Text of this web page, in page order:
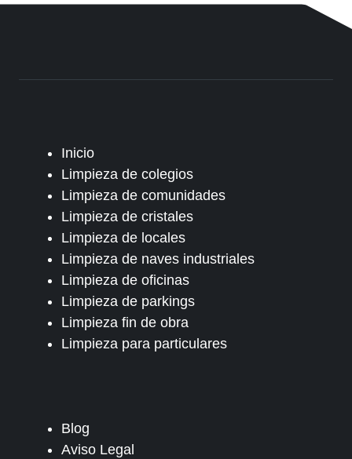
Inicio
Limpieza de colegios
Limpieza de comunidades
Limpieza de cristales
Limpieza de locales
Limpieza de naves industriales
Limpieza de oficinas
Limpieza de parkings
Limpieza fin de obra
Limpieza para particulares
Blog
Aviso Legal